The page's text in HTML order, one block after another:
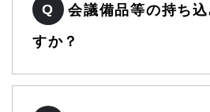
Q
会議備品等の持ち
すか？